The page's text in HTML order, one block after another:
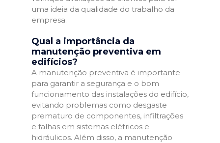
uma ideia da qualidade do trabalho da
empresa.
Qual a importância da
manutenção preventiva em
edifícios?
A manutenção preventiva é importante
para garantir a segurança e o bom
funcionamento das instalações do edifício,
evitando problemas como desgaste
prematuro de componentes, infiltrações
e falhas em sistemas elétricos e
hidráulicos. Além disso, a manutenção